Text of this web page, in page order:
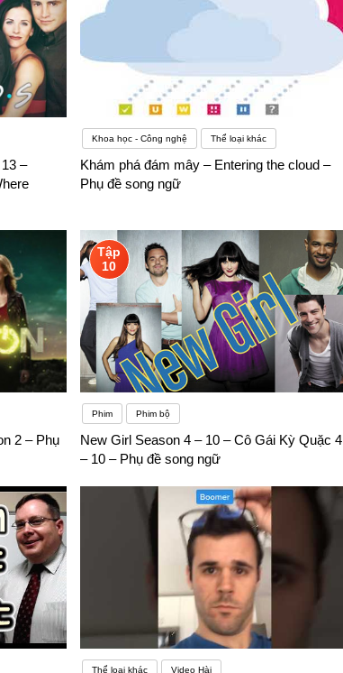
–
Khoa học - Công nghệ Thể loại khác
Khám phá đám mây – Entering the cloud –
Phụ đề song ngữ
2 – Phụ
Tập
10
Phim Phim bộ
New Girl Season 4 – 10 – Cô Gái Kỳ Quặc 4
– 10 – Phụ đề song ngữ
Thể loại khác Video Hài